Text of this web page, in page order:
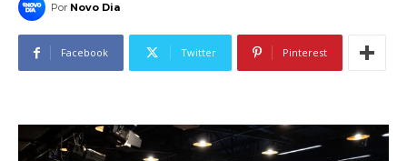
Por Novo Dia
Facebook Twitter Pinterest